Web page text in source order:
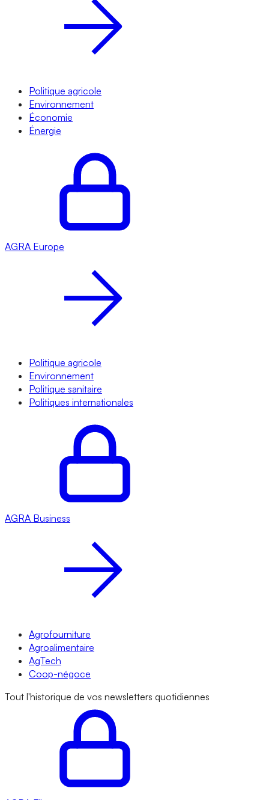
Politique agricole
Environnement
Économie
Énergie
AGRA Europe
Politique agricole
Environnement
Politique sanitaire
Politiques internationales
AGRA Business
Agrofourniture
Agroalimentaire
AgTech
Coop-négoce
Tout l'historique de vos newsletters quotidiennes